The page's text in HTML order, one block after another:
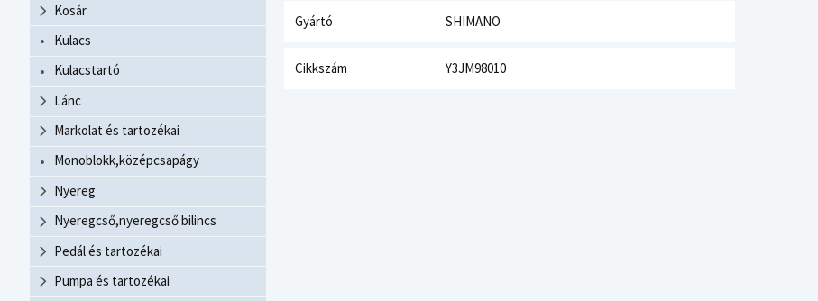
Kosár
Kulacs
Kulacstartó
Lánc
Markolat és tartozékai
Monoblokk,középcsapágy
Nyereg
Nyeregcső,nyeregcső bilincs
Pedál és tartozékai
Pumpa és tartozékai
Gyártó SHIMANO
Cikkszám Y3JM98010